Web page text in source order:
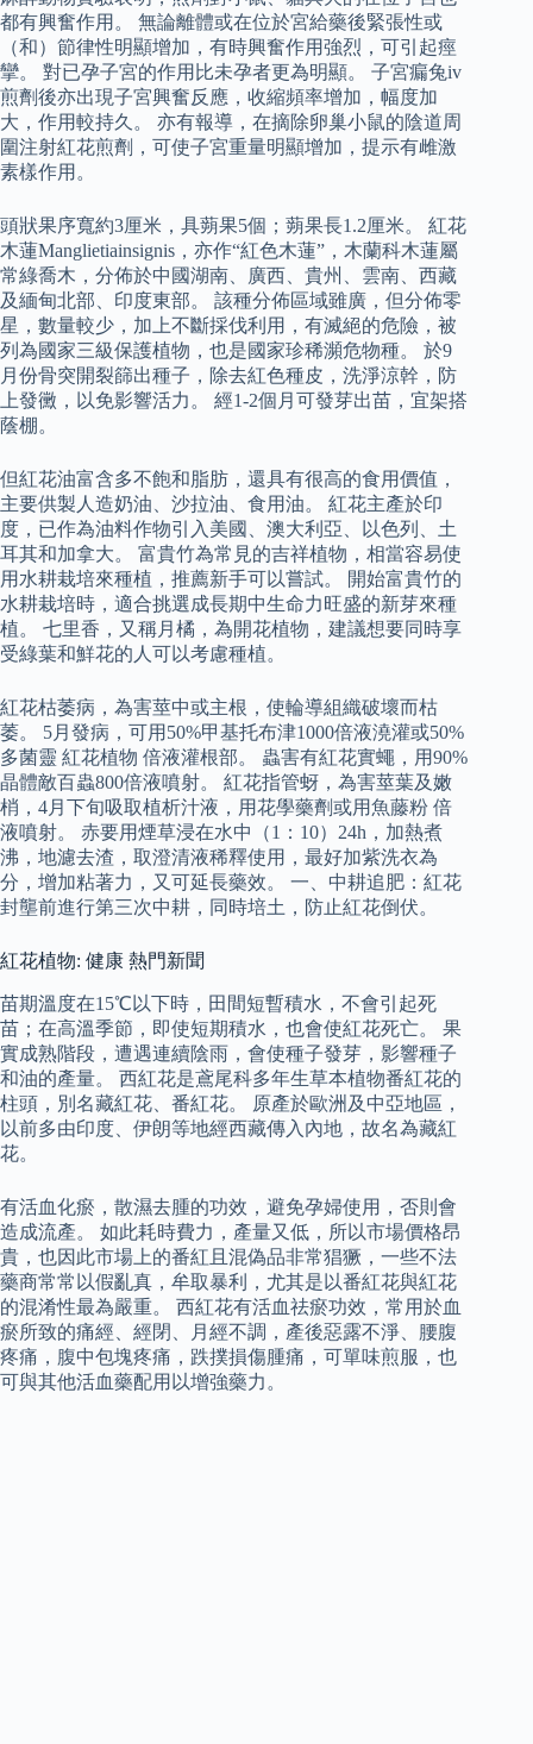
都有興奮作用。 無論離體或在位於宮給藥後緊張性或
（和）節律性明顯增加，有時興奮作用強烈，可引起痙
攣。 對已孕子宮的作用比未孕者更為明顯。 子宮瘺兔iv
煎劑後亦出現子宮興奮反應，收縮頻率增加，幅度加
大，作用較持久。 亦有報導，在摘除卵巢小鼠的陰道周
圍注射紅花煎劑，可使子宮重量明顯增加，提示有雌激
素樣作用。
頭狀果序寬約3厘米，具蒴果5個；蒴果長1.2厘米。 紅花
木蓮Manglietiainsignis，亦作“紅色木蓮”，木蘭科木蓮屬
常綠喬木，分佈於中國湖南、廣西、貴州、雲南、西藏
及緬甸北部、印度東部。 該種分佈區域雖廣，但分佈零
星，數量較少，加上不斷採伐利用，有滅絕的危險，被
列為國家三級保護植物，也是國家珍稀瀕危物種。 於9
月份骨突開裂篩出種子，除去紅色種皮，洗淨涼幹，防
上發黴，以免影響活力。 經1-2個月可發芽出苗，宜架搭
蔭棚。
但紅花油富含多不飽和脂肪，還具有很高的食用價值，
主要供製人造奶油、沙拉油、食用油。 紅花主產於印
度，已作為油料作物引入美國、澳大利亞、以色列、土
耳其和加拿大。 富貴竹為常見的吉祥植物，相當容易使
用水耕栽培來種植，推薦新手可以嘗試。 開始富貴竹的
水耕栽培時，適合挑選成長期中生命力旺盛的新芽來種
植。 七里香，又稱月橘，為開花植物，建議想要同時享
受綠葉和鮮花的人可以考慮種植。
紅花枯萎病，為害莖中或主根，使輪導組織破壞而枯
萎。 5月發病，可用50%甲基托布津1000倍液澆灌或50%
多菌靈 紅花植物 倍液灌根部。 蟲害有紅花實蠅，用90%
晶體敵百蟲800倍液噴射。 紅花指管蚜，為害莖葉及嫩
梢，4月下旬吸取植析汁液，用花學藥劑或用魚藤粉 倍
液噴射。 赤要用煙草浸在水中（1：10）24h，加熱煮
沸，地濾去渣，取澄清液稀釋使用，最好加紫洗衣為
分，增加粘著力，又可延長藥效。 一、中耕追肥：紅花
封壟前進行第三次中耕，同時培土，防止紅花倒伏。
紅花植物: 健康 熱門新聞
苗期溫度在15℃以下時，田間短暫積水，不會引起死
苗；在高溫季節，即使短期積水，也會使紅花死亡。 果
實成熟階段，遭遇連續陰雨，會使種子發芽，影響種子
和油的產量。 西紅花是鳶尾科多年生草本植物番紅花的
柱頭，別名藏紅花、番紅花。 原產於歐洲及中亞地區，
以前多由印度、伊朗等地經西藏傳入內地，故名為藏紅
花。
有活血化瘀，散濕去腫的功效，避免孕婦使用，否則會
造成流產。 如此耗時費力，產量又低，所以市場價格昂
貴，也因此市場上的番紅且混偽品非常猖獗，一些不法
藥商常常以假亂真，牟取暴利，尤其是以番紅花與紅花
的混淆性最為嚴重。 西紅花有活血祛瘀功效，常用於血
瘀所致的痛經、經閉、月經不調，產後惡露不淨、腰腹
疼痛，腹中包塊疼痛，跌撲損傷腫痛，可單味煎服，也
可與其他活血藥配用以增強藥力。